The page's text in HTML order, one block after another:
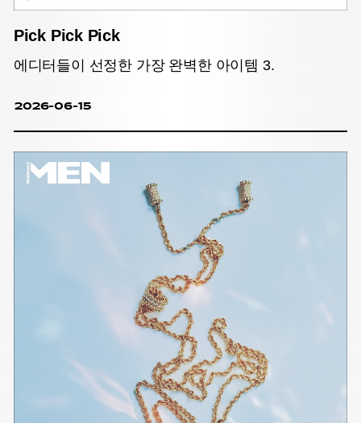
Pick Pick Pick
에디터들이 선정한 가장 완벽한 아이템 3.
2026-06-15